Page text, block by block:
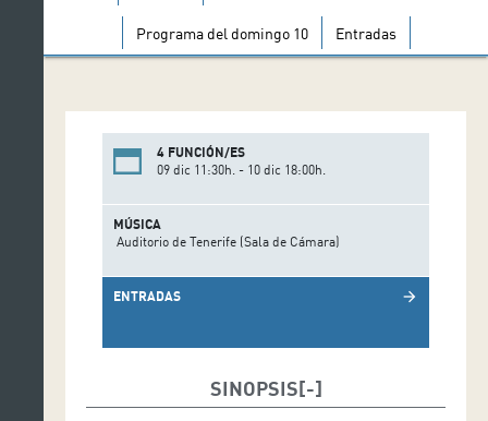
Programa del domingo 10 Entradas
4 FUNCIÓN/ES
09 dic 11:30h. - 10 dic 18:00h.
MÚSICA
Auditorio de Tenerife (Sala de Cámara)
ENTRADAS arrow_forward
SINOPSIS